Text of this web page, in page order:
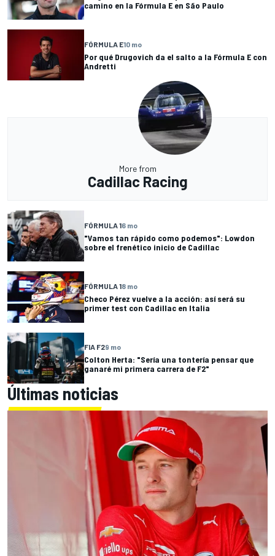
camino en la Fórmula E en São Paulo
FÓRMULA E10 mo
Por qué Drugovich da el salto a la Fórmula E con
Andretti
More from
Cadillac Racing
FÓRMULA 16 mo
"Vamos tan rápido como podemos": Lowdon
sobre el frenético inicio de Cadillac
FÓRMULA 18 mo
Checo Pérez vuelve a la acción: así será su
primer test con Cadillac en Italia
FIA F29 mo
Colton Herta: "Sería una tontería pensar que
ganaré mi primera carrera de F2"
Últimas noticias